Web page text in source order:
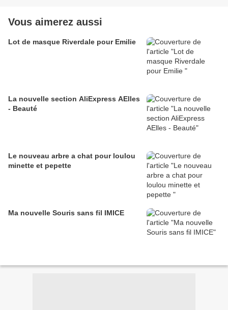
Vous aimerez aussi
Lot de masque Riverdale pour Emilie
La nouvelle section AliExpress AElles
- Beauté
Le nouveau arbre a chat pour loulou
minette et pepette
Ma nouvelle Souris sans fil IMICE